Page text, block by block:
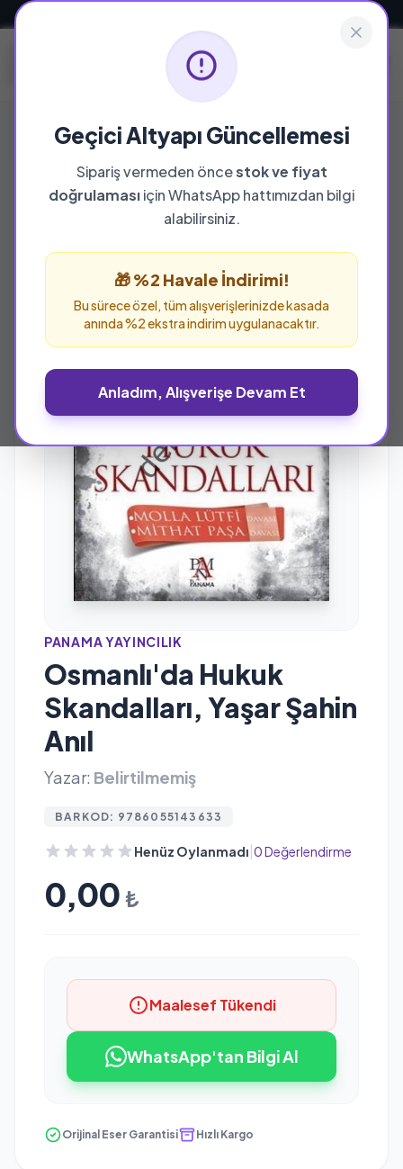
Geçici Altyapı Güncellemesi
Sipariş vermeden öncestok ve fiyat
doğrulamasıiçin WhatsApp hattımızdan bilgi
alabilirsiniz.
🎁 %2 Havale İndirimi!
Bu sürece özel, tüm alışverişlerinizde kasada
anında %2 ekstra indirim uygulanacaktır.
Anladım, Alışverişe Devam Et
PANAMA YAYINCILIK
Osmanlı'da Hukuk
Skandalları, Yaşar Şahin
Anıl
Yazar: Belirtilmemiş
BARKOD: 9786055143633
Henüz Oylanmadı 0 Değerlendirme
0,00 ₺
Maalesef Tükendi
WhatsApp'tan Bilgi Al
Orijinal Eser Garantisi Hızlı Kargo